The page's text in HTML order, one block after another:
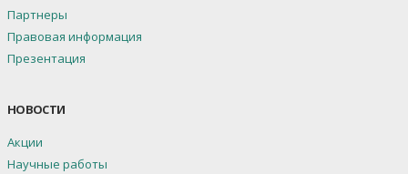
Партнеры
Правовая информация
Презентация
НОВОСТИ
Акции
Научные работы